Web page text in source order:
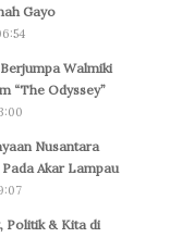
Gayo
Walmiki
“The Odyssey”
Nusantara
Akar Lampau
Politik & Kita di